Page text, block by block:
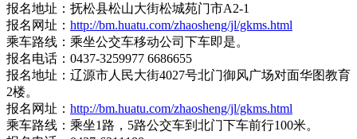
报名地址：抚松县松山大街松城苑门市A2-1
报名网址： http://bm.huatu.com/zhaosheng/jl/gkms.html
乘车路线：乘坐公交车移动公司下车即是。
报名电话：0437-3259977 6686655
报名地址：辽源市人民大街4027号北门御风广场对面华图教育
2楼。
报名网址： http://bm.huatu.com/zhaosheng/jl/gkms.html
乘车路线：乘坐1路，5路公交车到北门下车前行100米。